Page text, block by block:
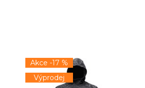
Akce -17 %
Výprodej